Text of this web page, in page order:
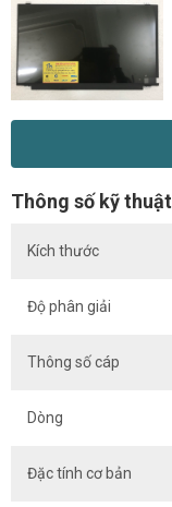
Thông số kỹ thuật
Kích thước
Độ phân giải
Thông số cáp
Dòng
Đặc tính cơ bản